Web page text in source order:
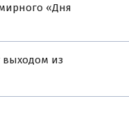
«Дня
выходом из